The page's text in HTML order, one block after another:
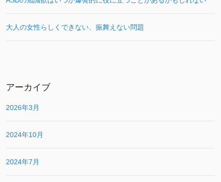
大人の女性らしくできない、振舞えない問題
アーカイブ
2026年3月
2024年10月
2024年7月